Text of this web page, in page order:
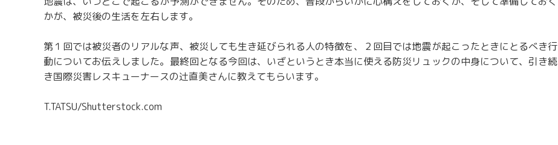
かが、被災後の生活を左右します。
第１回では被災者のリアルな声、被災しても生き延びられる人の特徴を、２回目では地震が起こったときにとるべき行
動についてお伝えしました。最終回となる今回は、いざというとき本当に使える防災リュックの中身について、引き続
き国際災害レスキューナースの辻直美さんに教えてもらいます。
T.TATSU/Shutterstock.com